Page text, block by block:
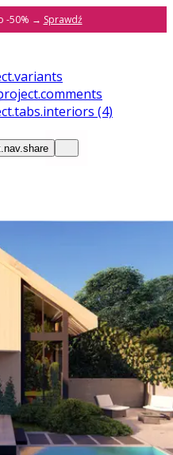
-50% → Sprawdź
(4)